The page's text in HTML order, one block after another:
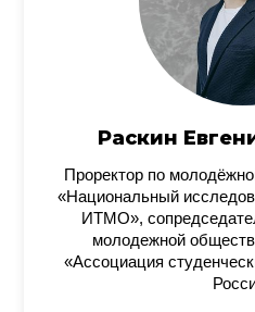
Раскин
Проректор по
«Национальный
ИТМО»,
молодежной
«Ассоциация